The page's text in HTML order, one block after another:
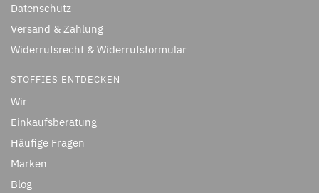
Datenschutz
Versand & Zahlung
Widerrufsrecht & Widerrufsformular
STOFFIES ENTDECKEN
Wir
Einkaufsberatung
Häufige Fragen
Marken
Blog